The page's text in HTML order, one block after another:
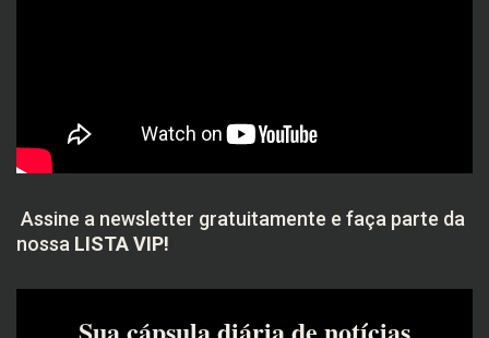
Assine a newsletter gratuitamente e faça parte da
nossa LISTA VIP!